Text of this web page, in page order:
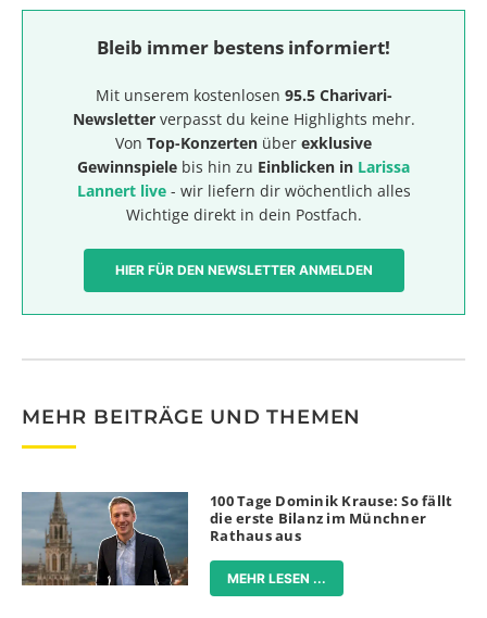
Bleib immer bestens informiert!
Mit unserem kostenlosen 95.5 Charivari-
Newsletterverpasst du keine Highlights mehr.
Von Top-Konzerten über exklusive
Gewinnspiele bis hin zu Einblicken in Larissa
Lannert live- wir liefern dir wöchentlich alles
Wichtige direkt in dein Postfach.
HIER FÜR DEN NEWSLETTER ANMELDEN
MEHR BEITRÄGE UND THEMEN
100 Tage Dominik Krause: So fällt
die erste Bilanz im Münchner
Rathaus aus
MEHR LESEN ...